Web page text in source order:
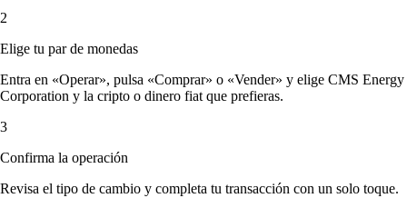
2
Elige tu par de monedas
Entra en «Operar», pulsa «Comprar» o «Vender» y elige CMS Energy
Corporation y la cripto o dinero fiat que prefieras.
3
Confirma la operación
Revisa el tipo de cambio y completa tu transacción con un solo toque.